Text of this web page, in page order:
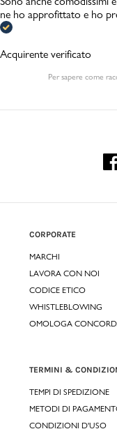
ne ho approfittato e ho
Acquirente verificato
Per sapere come
CORPORATE
MARCHI
LAVORA CON NOI
CODICE ETICO
WHISTLEBLOWING
OMOLOGA
TERMINI &
TEMPI DI SPEDIZIONE
METODI DI
CONDIZIONI D'USO